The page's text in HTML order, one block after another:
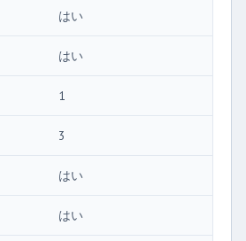
はい
はい
1
3
はい
はい